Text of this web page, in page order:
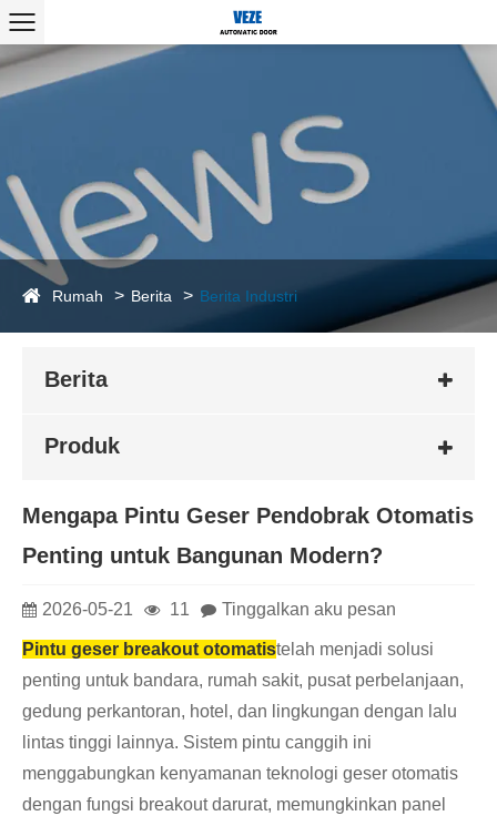
Rumah Berita Berita Industri
Berita
Produk
Mengapa Pintu Geser Pendobrak Otomatis
Penting untuk Bangunan Modern?
2026-05-21 11 Tinggalkan aku pesan
Pintu geser breakout otomatistelah menjadi solusi
penting untuk bandara, rumah sakit, pusat perbelanjaan,
gedung perkantoran, hotel, dan lingkungan dengan lalu
lintas tinggi lainnya. Sistem pintu canggih ini
menggabungkan kenyamanan teknologi geser otomatis
dengan fungsi breakout darurat, memungkinkan panel